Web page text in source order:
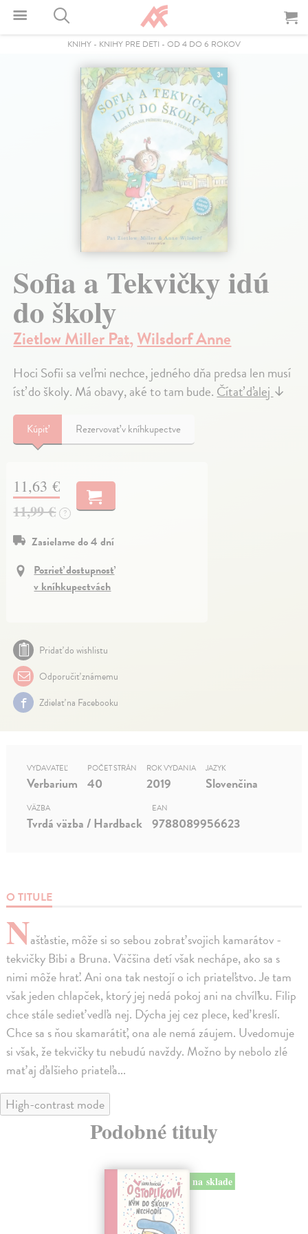
KNIHY - KNIHY PRE DETI - OD 4 DO 6 ROKOV
Sofia a Tekvičky idú
do školy
Zietlow Miller Pat,Wilsdorf Anne
Hoci Sofii sa veľmi nechce, jedného dňa predsa len musí
ísť do školy. Má obavy, aké to tam bude. Čítať ďalej ↓
Kúpiť Rezervovať v kníhkupectve
11,63 €
11,99 € ?
Zasielame do 4 dní
Pozrieť dostupnosť
v kníhkupectvách
Pridať do wishlistu
Odporučiť známemu
Zdielať na Facebooku
O TITULE
Našťastie, môže si so sebou zobrať svojich kamarátov -
tekvičky Bibi a Bruna. Väčšina detí však nechápe, ako sa s
nimi môže hrať. Ani ona tak nestojí o ich priateľstvo. Je tam
však jeden chlapček, ktorý jej nedá pokoj ani na chvíľku. Filip
chce stále sedieť vedľa nej. Dýcha jej cez plece, keď kreslí.
Chce sa s ňou skamarátiť, ona ale nemá záujem. Uvedomuje
si však, že tekvičky tu nebudú navždy. Možno by nebolo zlé
mať aj ďalšieho priateľa...
VYDAVATEĽ
Verbarium
POČET STRÁN
40
ROK VYDANIA
2019
JAZYK
Slovenčina
VÄZBA
Tvrdá väzba / Hardback
EAN
9788089956623
High-contrast mode
Podobné tituly